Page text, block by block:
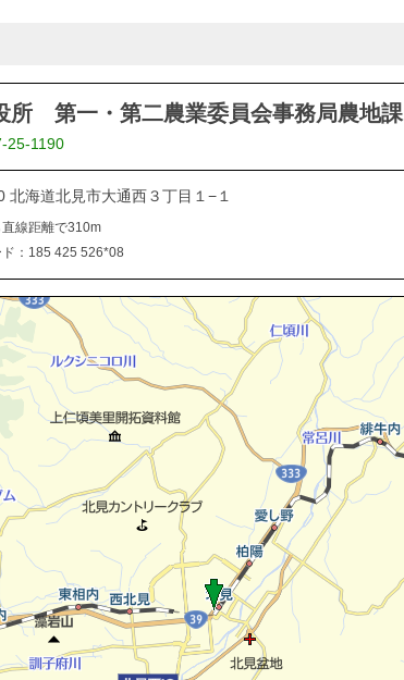
所 第一・第二農業委員会事務局農地課
25-1190
北海道北見市大通西３丁目１−１
線距離で310m
ド：185 425 526*08